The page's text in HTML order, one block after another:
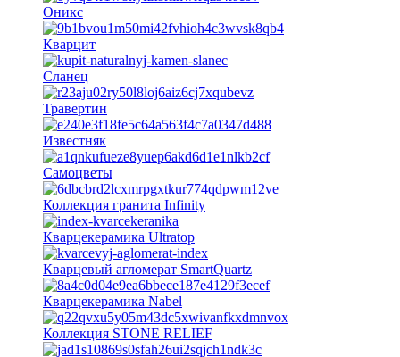
Оникс
Кварцит
Сланец
Травертин
Известняк
Самоцветы
Коллекция гранита Infinity
Кварцекерамика Ultratop
Кварцевый агломерат SmartQuartz
Кварцекерамика Nabel
Коллекция STONE RELIEF